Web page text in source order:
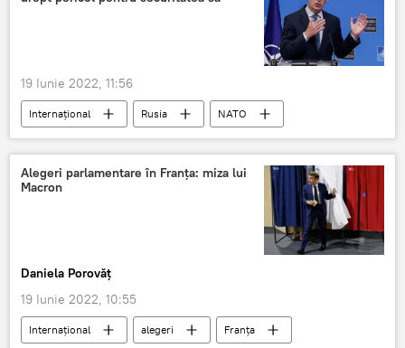
19 Iunie 2022, 11:56
Internaţional Rusia
NATO
Jens Stoltenberg
Alegeri parlamentare în Franța: miza lui
Macron
Daniela Porovăț
19 Iunie 2022, 10:55
Internaţional alegeri
Franța